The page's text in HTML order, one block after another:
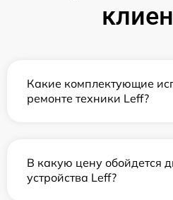
Какие комплектующие
ремонте техники Leff?
В какую цену обойдется
устройства Leff?